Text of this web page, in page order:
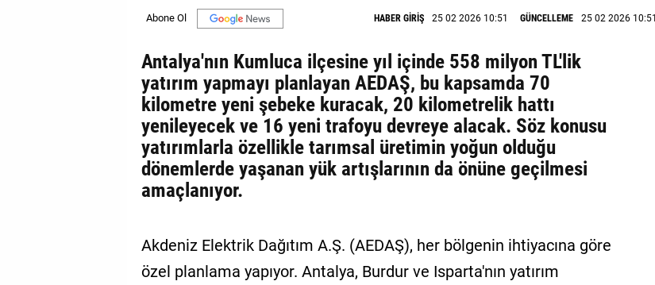
HABER GİRİŞ 25 02 2026 10:51 GÜNCELLEME 25 02 2026 10:51
Antalya'nın Kumluca ilçesine yıl içinde 558 milyon TL'lik
yatırım yapmayı planlayan AEDAŞ, bu kapsamda 70
kilometre yeni şebeke kuracak, 20 kilometrelik hattı
yenileyecek ve 16 yeni trafoyu devreye alacak. Söz konusu
yatırımlarla özellikle tarımsal üretimin yoğun olduğu
dönemlerde yaşanan yük artışlarının da önüne geçilmesi
amaçlanıyor.
Akdeniz Elektrik Dağıtım A.Ş. (AEDAŞ), her bölgenin ihtiyacına göre
özel planlama yapıyor. Antalya, Burdur ve Isparta'nın yatırım